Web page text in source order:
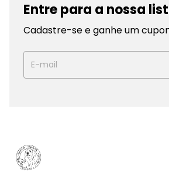
Entre para a nossa
Cadastre-se e ganhe um